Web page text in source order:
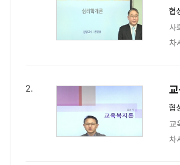
협
사
차
2.
협
교
차